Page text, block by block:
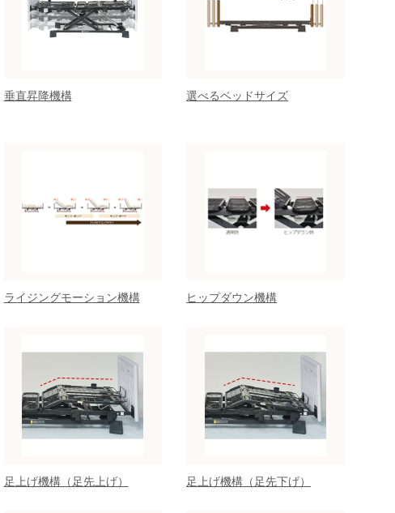
垂直昇降機構 選べるベッドサイズ
ライジングモーション機構 ヒップダウン機構
足上げ機構（足先上げ） 足上げ機構（足先下げ）